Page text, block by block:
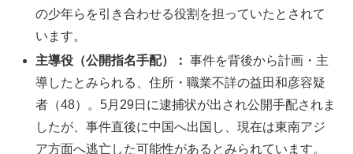
の少年らを引き合わせる役割を担っていたとされて
います。
主導役（公開指名手配）： 事件を背後から計画・主
導したとみられる、住所・職業不詳の益田和彦容疑
者（48）。5月29日に逮捕状が出され公開手配されま
したが、事件直後に中国へ出国し、現在は東南アジ
ア方面へ逃亡した可能性があるとみられています。